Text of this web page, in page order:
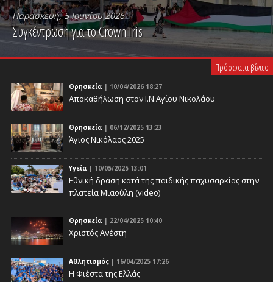
Παρασκευή, 5 Ιουνίου 2026
Συγκέντρωση για το Crown Iris
PLAY VIDEO
Πρόσφατα βίντεο
Θρησκεία | 10/04/2026 18:27
Αποκαθήλωση στον Ι.Ν.Αγίου Νικολάου
Θρησκεία | 06/12/2025 13:23
Άγιος Νικόλαος 2025
Υγεία | 10/05/2025 13:01
Eθνική δράση κατά της παιδικής παχυσαρκίας στην
πλατεία Μιαούλη (video)
Θρησκεία | 22/04/2025 10:40
Χριστός Ανέστη
Αθλητισμός | 16/04/2025 17:26
Η Φιέστα της Ελλάς